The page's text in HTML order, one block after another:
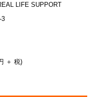
LIFE SUPPORT
3
＋ 税)